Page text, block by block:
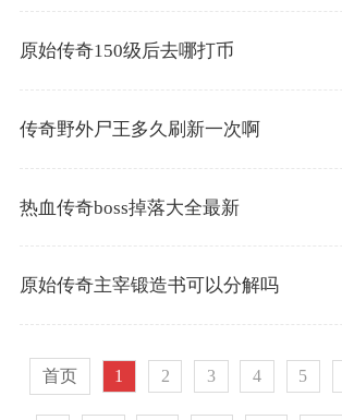
原始传奇150级后去哪打币
传奇野外尸王多久刷新一次啊
热血传奇boss掉落大全最新
原始传奇主宰锻造书可以分解吗
首页 1 2 3 4 5